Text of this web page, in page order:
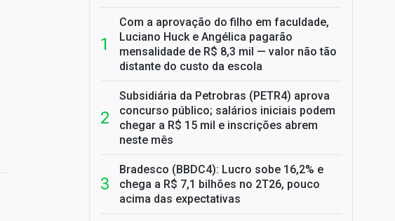
Com a aprovação do filho em faculdade,
Luciano Huck e Angélica pagarão
mensalidade de R$ 8,3 mil — valor não tão
distante do custo da escola
Subsidiária da Petrobras (PETR4) aprova
concurso público; salários iniciais podem
chegar a R$ 15 mil e inscrições abrem
neste mês
Bradesco (BBDC4): Lucro sobe 16,2% e
chega a R$ 7,1 bilhões no 2T26, pouco
acima das expectativas